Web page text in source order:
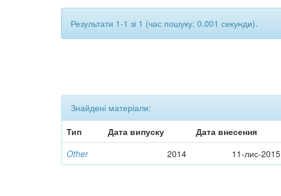
Результати 1-1 зі 1 (час пошуку: 0.001 секунди).
Знайдені матеріали:
Тип
Дата випуску Дата внесення
Other
2014 11-лис-2015